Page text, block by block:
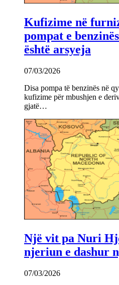
Kufizime në
pompat e
është arsyeja
07/03/2026
Disa pompa të benzinës në
kufizime për mbushjen e
gjatë…
Një vit pa Nuri
njeriun e dashur
07/03/2026